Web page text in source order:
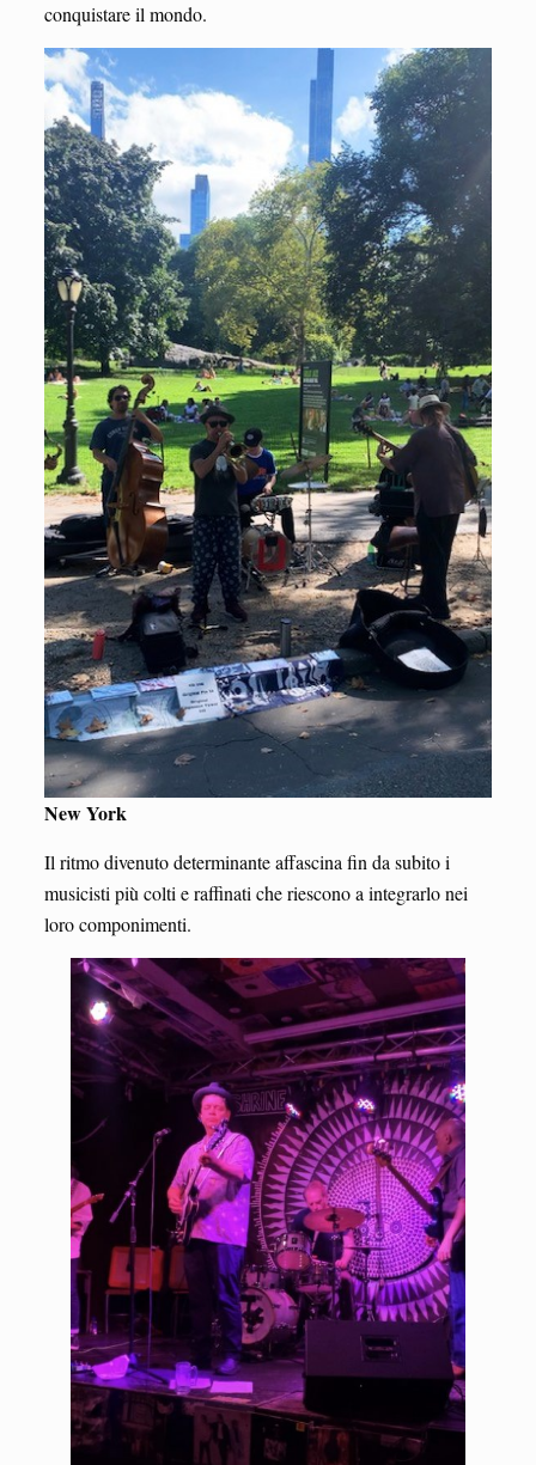
conquistare il mondo.
New York
Il ritmo divenuto determinante affascina fin da subito i
musicisti più colti e raffinati che riescono a integrarlo nei
loro componimenti.